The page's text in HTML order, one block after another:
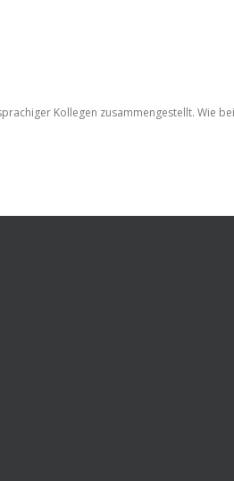
Kollegen zusammengestellt. Wie